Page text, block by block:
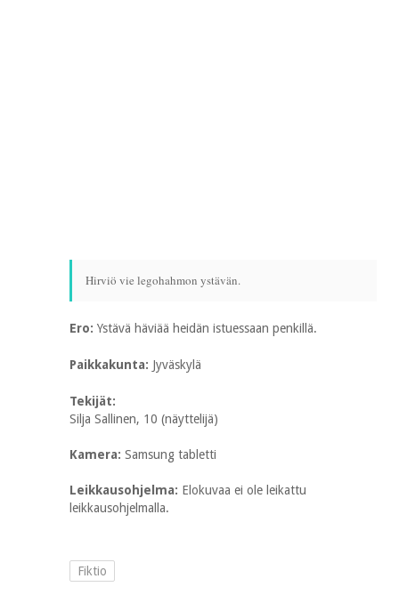
Hirviö vie legohahmon ystävän.
Ero: Ystävä häviää heidän istuessaan penkillä.
Paikkakunta: Jyväskylä
Tekijät:
Silja Sallinen, 10 (näyttelijä)
Kamera: Samsung tabletti
Leikkausohjelma: Elokuvaa ei ole leikattu
leikkausohjelmalla.
Fiktio